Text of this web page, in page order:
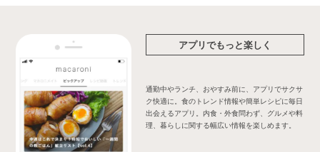
アプリでもっと楽しく
通勤中やランチ、おやすみ前に、アプリでサクサ
ク快適に。食のトレンド情報や簡単レシピに毎日
出会えるアプリ。内食・外食問わず、グルメや料
理、暮らしに関する幅広い情報を楽しめます。